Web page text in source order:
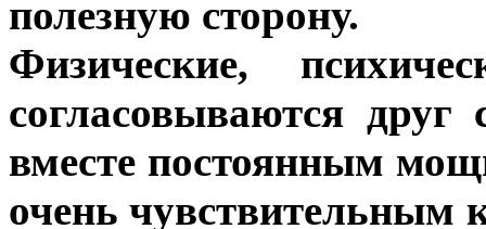
полезную сторону.
Физические,
согласовываются
вместе постоянным
очень чувствительным